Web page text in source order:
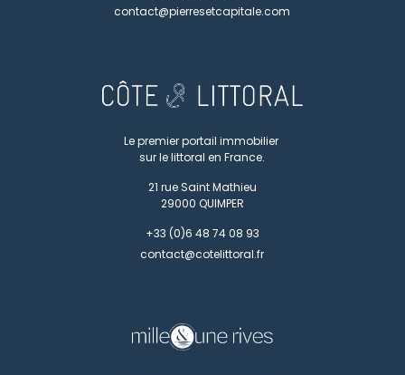
contact@pierresetcapitale.com
Le premier portail immobilier
sur le littoral en France.
21 rue Saint Mathieu
29000 QUIMPER
+33 (0)6 48 74 08 93
contact@cotelittoral.fr